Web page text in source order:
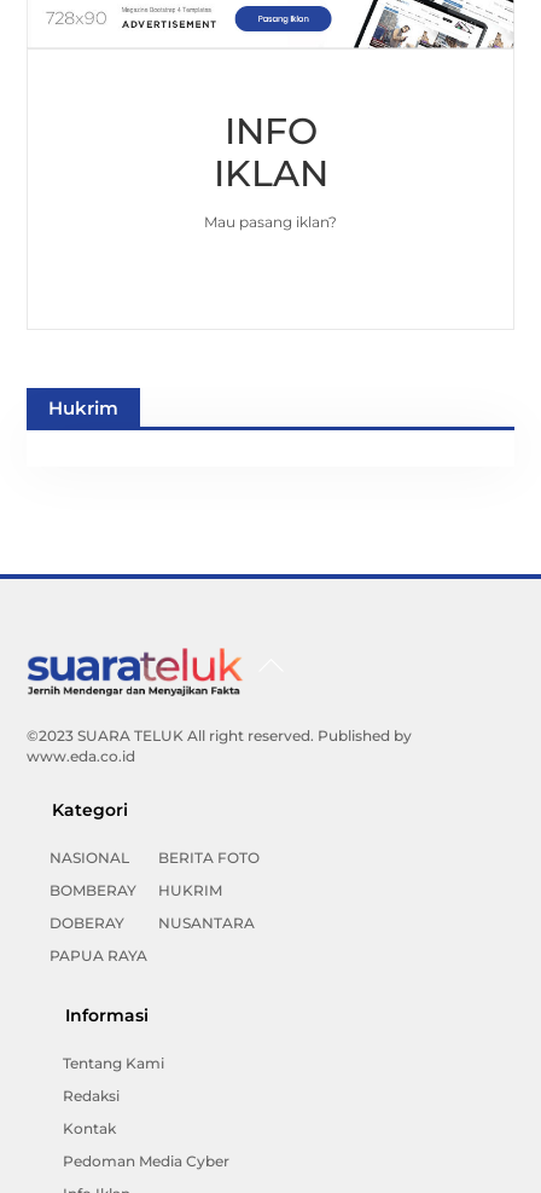
INFO
IKLAN
Mau pasang iklan?
Hukrim
©2023 SUARA TELUK All right reserved. Published by
www.eda.co.id
Kategori
NASIONAL
BOMBERAY
DOBERAY
PAPUA RAYA
BERITA FOTO
HUKRIM
NUSANTARA
Informasi
Tentang Kami
Redaksi
Kontak
Pedoman Media Cyber